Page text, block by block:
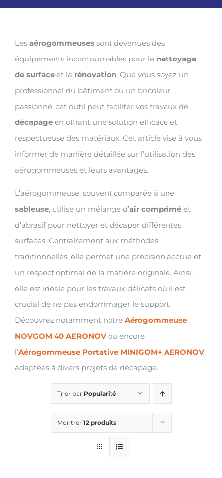
Les aérogommeuses sont devenues des
équipements incontournables pour le nettoyage
de surface et la rénovation. Que vous soyez un
professionnel du bâtiment ou un bricoleur
passionné, cet outil peut faciliter vos travaux de
décapage en offrant une solution efficace et
respectueuse des matériaux. Cet article vise à vous
informer de manière détaillée sur l’utilisation des
aérogommeuses et leurs avantages.
L’aérogommeuse, souvent comparée à une
sableuse, utilise un mélange d’air comprimé et
d’abrasif pour nettoyer et décaper différentes
surfaces. Contrairement aux méthodes
traditionnelles, elle permet une précision accrue et
un respect optimal de la matière originale. Ainsi,
elle est idéale pour les travaux délicats où il est
crucial de ne pas endommager le support.
Découvrez notamment notre Aérogommeuse
NOVGOM 40 AERONOV ou encore
l’Aérogommeuse Portative MINIGOM+ AERONOV,
adaptées à divers projets de décapage.
Trier par Popularité
Montrer 12 produits